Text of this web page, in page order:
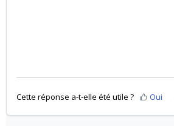
Cette réponse a-t-elle été utile ? Oui